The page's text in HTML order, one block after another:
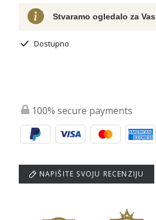
Stvaramo ogledalo za Vas
Dostupno
100% secure payments
NAPIŠITE SVOJU RECENZIJU